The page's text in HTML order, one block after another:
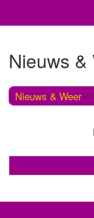
Nieuws &
Nieuws & Weer